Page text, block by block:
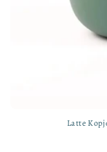
Latte